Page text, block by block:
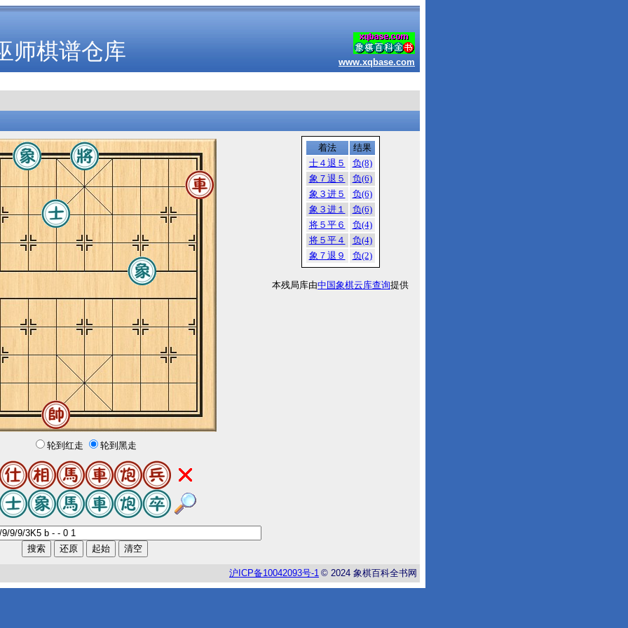
师棋谱仓库 www.xqbase.com
轮到红走 轮到黑走
着法
结果
士４退５
负(8)
象７退５
负(6)
象３进５
负(6)
象３进１
负(6)
将５平６
负(4)
将５平４
负(4)
象７退９
负(2)
本残局库由中国象棋云库查询提供
沪 ICP备10042093号-1 © 2024 象棋百科全书网